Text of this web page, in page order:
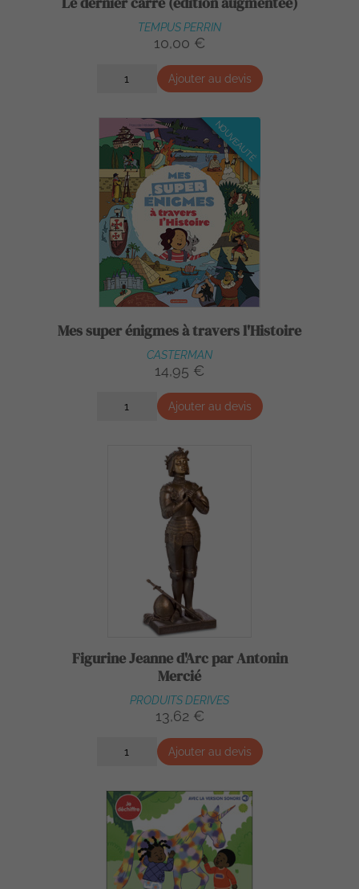
TEMPUS PERRIN
10,00 €
Ajouter au devis
NOUVEAUTÉ
Mes super énigmes à travers l'Histoire
CASTERMAN
14,95 €
Ajouter au devis
Figurine Jeanne d'Arc par Antonin
Mercié
PRODUITS DERIVES
13,62 €
Ajouter au devis